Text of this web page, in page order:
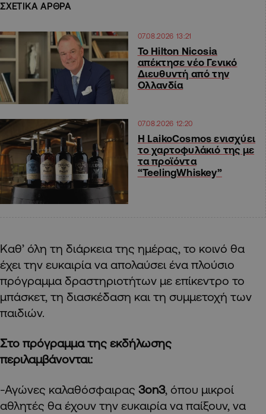
ΣΧΕΤΙΚΑ ΑΡΘΡΑ
07.08.2026 13:21
Το Hilton Nicosia
απέκτησε νέο Γενικό
Διευθυντή από την
Ολλανδία
07.08.2026 12:20
Η LaikoCosmos ενισχύει
το χαρτοφυλάκιό της με
τα προϊόντα
“TeelingWhiskey”
Καθ’ όλη τη διάρκεια της ημέρας, το κοινό θα
έχει την ευκαιρία να απολαύσει ένα πλούσιο
πρόγραμμα δραστηριοτήτων με επίκεντρο το
μπάσκετ, τη διασκέδαση και τη συμμετοχή των
παιδιών.
Στο πρόγραμμα της εκδήλωσης
περιλαμβάνονται:
-Αγώνες καλαθόσφαιρας 3on3, όπου μικροί
αθλητές θα έχουν την ευκαιρία να παίξουν, να